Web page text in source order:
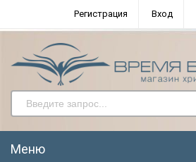
Регистрация Вход
Меню